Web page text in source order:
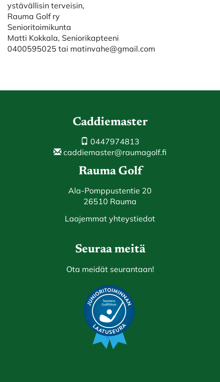
ystävällisin terveisin,
Rauma Golf ry
Senioritoimikunta
Matti Kokkala, Seniorikapteeni
0400595025 tai matinvahe@gmail.com
Caddiemaster
0447974813
caddiemaster@raumagolf.fi
Rauma Golf
Ala-Pomppustentie 20
26510 Rauma
Laajemmat yhteystiedot
Seuraa meitä
Ota meidät seurantaan!